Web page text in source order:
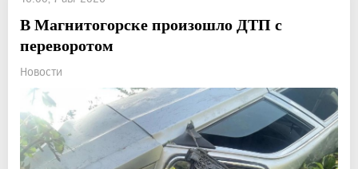
В Магнитогорске произошло ДТП с
переворотом
Новости